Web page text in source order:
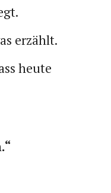
erzählt.
heute